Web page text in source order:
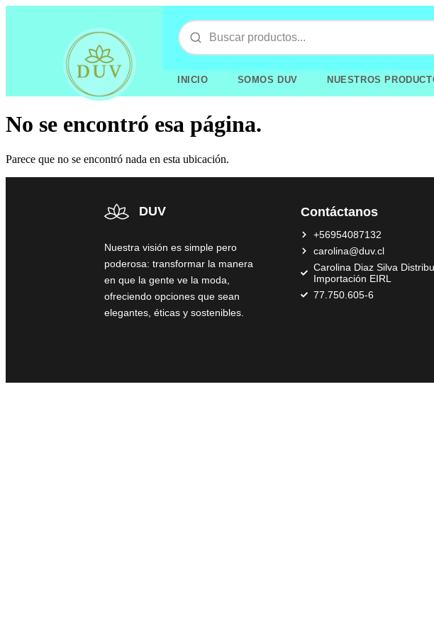
INICIO SOMOS DUV NUESTROS
No se encontró esa página.
Parece que no se encontró nada en esta ubicación.
DUV
Nuestra visión es simple pero
poderosa: transformar la manera
en que la gente ve la moda,
ofreciendo opciones que sean
elegantes, éticas y sostenibles.
Contáctanos
+56954087132
carolina@duv.cl
Carolina Diaz Silva
Importación EIRL
77.750.605-6